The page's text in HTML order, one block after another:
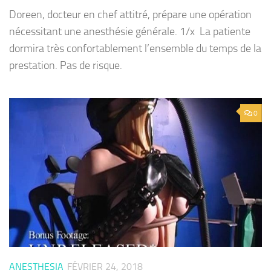
Doreen, docteur en chef attitré, prépare une opération
nécessitant une anesthésie générale. 1/x La patiente
dormira très confortablement l’ensemble du temps de la
prestation. Pas de risque.
0
ANESTHESIA FÉVRIER 24, 2018